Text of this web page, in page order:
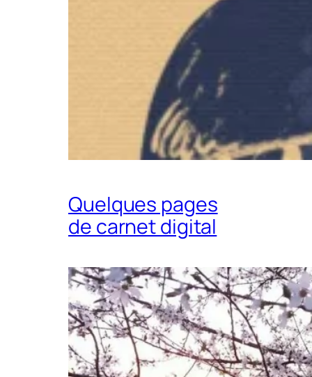
Quelques pages
de carnet digital